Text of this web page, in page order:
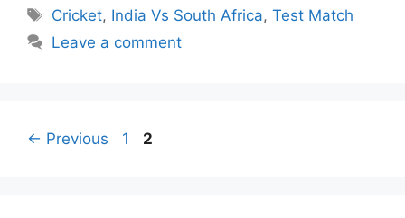
Tags
Cricket, India Vs South Africa,Test Match
Leave a comment
← Previous Page
1 Page
2